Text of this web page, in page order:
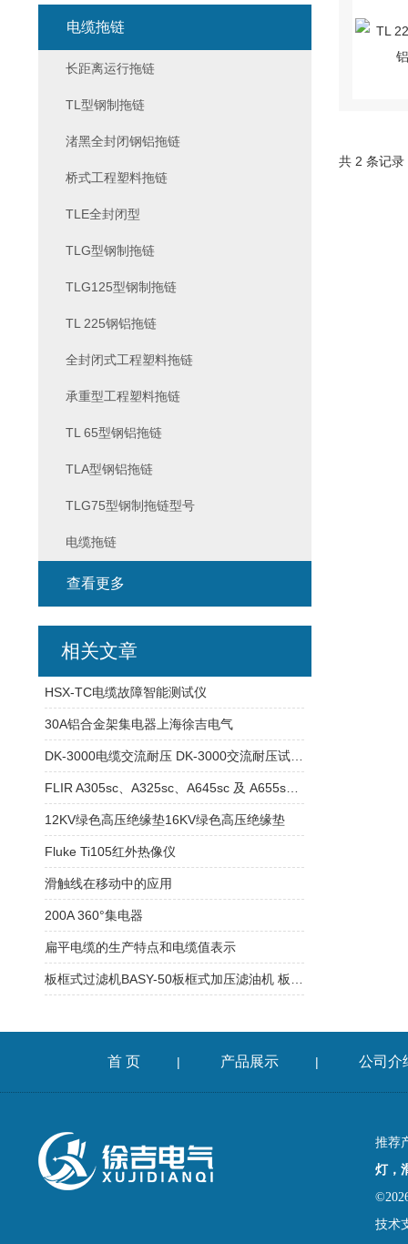
共 2 条记
电缆拖链
长距离运行拖链
TL型钢制拖链
渚黑全封闭钢铝拖链
桥式工程塑料拖链
TLE全封闭型
TLG型钢制拖链
TLG125型钢制拖链
TL 225钢铝拖链
全封闭式工程塑料拖链
承重型工程塑料拖链
TL 65型钢铝拖链
TLA型钢铝拖链
TLG75型钢制拖链型号
电缆拖链
查看更多
相关文章
HSX-TC电缆故障智能测试仪
30A铝合金架集电器上海徐吉电气
12KV绿色高压绝缘垫16KV绿色高压绝缘垫
Fluke Ti105红外热像仪
滑触线在移动中的应用
200A 360°集电器
扁平电缆的生产特点和电缆值表示
首 页 | 产品展示 | 公司介
推荐
灯，
技术